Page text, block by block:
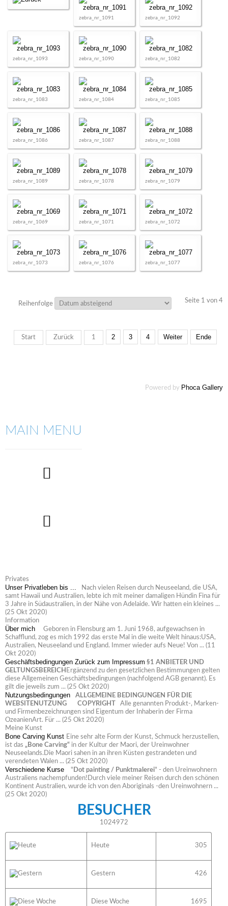
zebra_nr_1091 zebra_nr_1092
zebra_nr_1093 zebra_nr_1090 zebra_nr_1082
zebra_nr_1083 zebra_nr_1084 zebra_nr_1085
zebra_nr_1086 zebra_nr_1087 zebra_nr_1088
zebra_nr_1089 zebra_nr_1078 zebra_nr_1079
zebra_nr_1069 zebra_nr_1071 zebra_nr_1072
zebra_nr_1073 zebra_nr_1076 zebra_nr_1077
Reihenfolge Seite 1 von 4
Start Zurück 1 2 3 4 Weiter Ende
Powered by Phoca Gallery
MAIN MENU
Privates
Unser Privatleben bis ...
Nach vielen Reisen durch Neuseeland, die USA,
samt Hawaii und Australien, lebte ich mit meiner damaligen Hündin Fina für
3 Jahre in Südaustralien, in der Nähe von Adelaide. Wir hatten ein kleines ...
(25 Okt 2020)
Information
Über mich
Geboren in Flensburg am 1. Juni 1968, aufgewachsen in
Schafflund, zog es mich 1992 das erste Mal in die weite Welt hinaus:USA,
Australien, Neuseeland und England. Immer wieder aufs Neue! Von ... (11
Okt 2020)
Geschäftsbedingungen Zurück zum Impressum §1 ANBIETER UND
GELTUNGSBEREICH Ergänzend zu den gesetzlichen Bestimmungen gelten
diese Allgemeinen Geschäftsbedingungen (nachfolgend AGB genannt). Es
gilt die jeweils zum ... (25 Okt 2020)
Nutzungsbedingungen
ALLGEMEINE BEDINGUNGEN FÜR DIE
WEBSITENUTZUNG
COPYRIGHT
Alle genannten Produkt-, Marken-
und Firmenbezeichnungen sind Eigentum der Inhaberin der Firma
OzeanienArt. Für ... (25 Okt 2020)
Meine Kunst
Bone Carving Kunst Eine sehr alte Form der Kunst, Schmuck herzustellen,
ist das „Bone Carving“ in der Kultur der Maori, der Ureinwohner
Neuseelands.Die Maori sahen in an ihren Küsten gestrandeten und
verendeten Walen ... (25 Okt 2020)
Verschiedene Kurse " Dot painting / Punktmalerei" - den Ureinwohnern
Australiens nachempfunden!Durch viele meiner Reisen durch den schönen
Kontinent Australien, wurde ich von den Aboriginals -den Ureinwohnern ...
(25 Okt 2020)
BESUCHER
1024972
Heute 305
Gestern 426
Diese Woche 1695